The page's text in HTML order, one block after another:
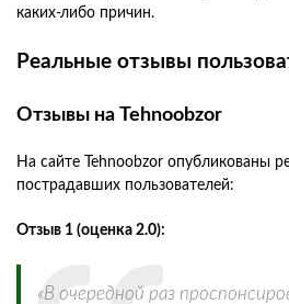
каких-либо причин.
Реальные отзывы
Отзывы на Tehnoobzor
На сайте Tehnoobzor опубликованы
пострадавших пользователей:
Отзыв 1 (оценка 2.0):
«В очередной раз